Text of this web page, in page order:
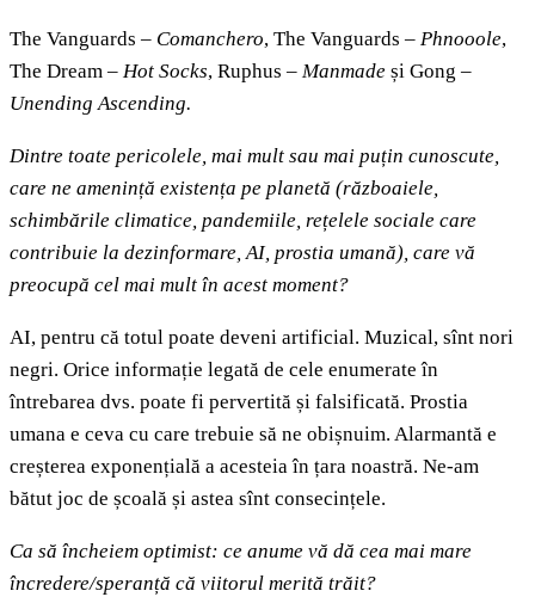
The Vanguards – Comanchero, The Vanguards – Phnooole,
The Dream – Hot Socks, Ruphus – Manmade și Gong –
Unending Ascending.
Dintre toate pericolele, mai mult sau mai puțin cunoscute,
care ne amenință existența pe planetă (războaiele,
schimbările climatice, pandemiile, rețelele sociale care
contribuie la dezinformare, AI, prostia umană), care vă
preocupă cel mai mult în acest moment?
AI, pentru că totul poate deveni artificial. Muzical, sînt nori
negri. Orice informație legată de cele enumerate în
întrebarea dvs. poate fi pervertită și falsificată. Prostia
umana e ceva cu care trebuie să ne obișnuim. Alarmantă e
creșterea exponențială a acesteia în țara noastră. Ne-am
bătut joc de școală și astea sînt consecințele.
Ca să încheiem optimist: ce anume vă dă cea mai mare
încredere/speranță că viitorul merită trăit?